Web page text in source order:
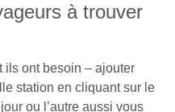
à trouver
ils ont besoin – ajouter
station en cliquant sur le
ou l’autre aussi vous